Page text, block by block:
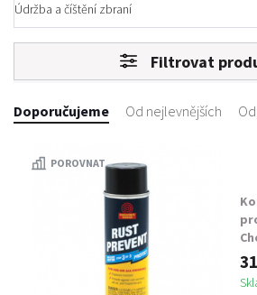
Údržba a číštění zbraní
Filtrovat
Doporučujeme Od nejlevnějších
POROVNAT
oz